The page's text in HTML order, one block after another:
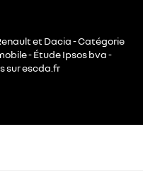
et Dacia - Catégorie
- Étude Ipsos bva -
sur escda.fr